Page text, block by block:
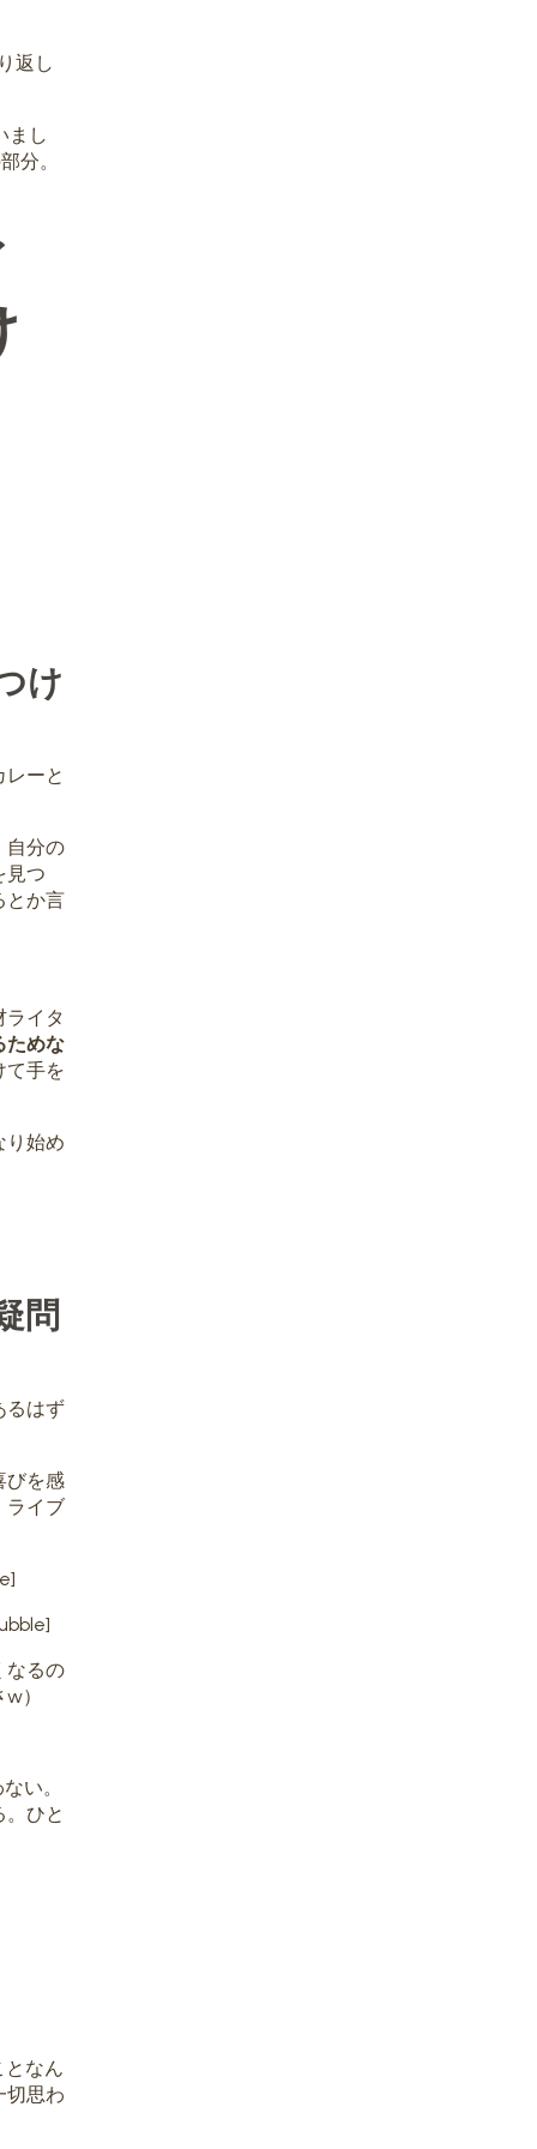
返し
まし
分。
け
ーと
自分の
見つ
とか言
ライタ
ためな
て手を
り始め
問
るはず
びを感
ライブ
なるの
）
い。
ひと
となん
切思わ